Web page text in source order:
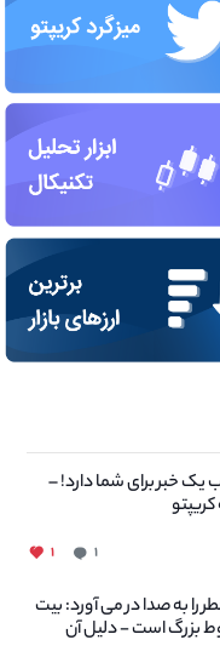
یک خبر برای شما دارد! –
۱ ۱
را به صدا در می آورد: بیت
بزرگ است - دلیل آن